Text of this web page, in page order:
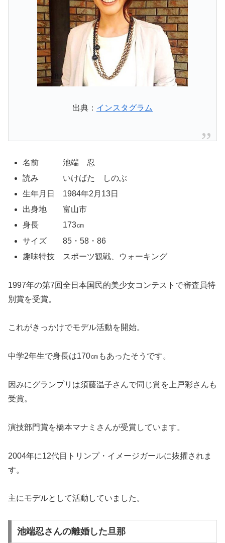
出典： インスタグラム
名前 池端 忍
読み いけばた しのぶ
生年月日 1984年2月13日
出身地 富山市
身長 173㎝
サイズ 85・58・86
趣味特技 スポーツ観戦、ウォーキング
1997年の第7回全日本国民的美少女コンテストで審査員特
別賞を受賞。
これがきっかけでモデル活動を開始。
中学2年生で身長は170㎝もあったそうです。
因みにグランプリは須藤温子さんで同じ賞を上戸彩さんも
受賞。
演技部門賞を橋本マナミさんが受賞しています。
2004年に12代目トリンプ・イメージガールに抜擢されま
す。
主にモデルとして活動していました。
池端忍さんの離婚した旦那